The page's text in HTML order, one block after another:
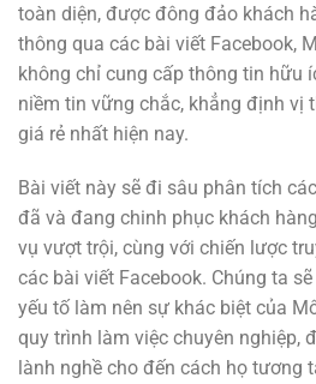
toàn diện, được đông đảo khách
thông qua các bài viết Facebook,
không chỉ cung cấp thông tin hữu
niềm tin vững chắc, khẳng định vị
giá rẻ nhất hiện nay.
Bài viết này sẽ đi sâu phân tích
đã và đang chinh phục khách
vụ vượt trội, cùng với chiến lược
các bài viết Facebook. Chúng ta
yếu tố làm nên sự khác biệt của
quy trình làm việc chuyên nghiệp,
lành nghề cho đến cách họ tương